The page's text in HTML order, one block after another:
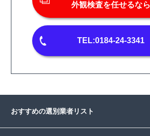
外観検査を任せるなら
TEL:0184-24-3341
おすすめの選別業者リスト